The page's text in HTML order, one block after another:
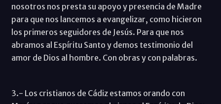
nosotros nos presta su apoyo y presencia de Madre
para que nos lancemos a evangelizar, como hicieron
los primeros seguidores de Jesús. Para que nos
abramos al Espíritu Santo y demos testimonio del
amor de Dios al hombre. Con obras y con palabras.
3.- Los cristianos de Cádiz estamos orando con